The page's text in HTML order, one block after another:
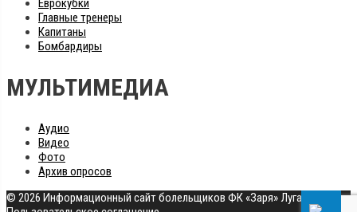
Еврокубки
Главные тренеры
Капитаны
Бомбардиры
МУЛЬТИМЕДИА
Аудио
Видео
Фото
Архив опросов
© 2026 Информационный сайт болельщиков ФК «Заря» Луганск